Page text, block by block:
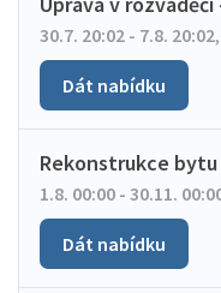
30.7. 20:02 - 7.8. 20:02,
Dát nabídku
Rekonstrukce bytu
1.8. 00:00 - 30.11.
Dát nabídku